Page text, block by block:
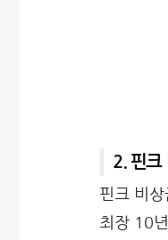
2. 핀크
핀크 비
최장 10